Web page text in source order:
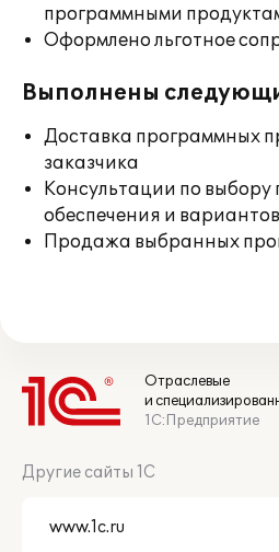
программными
Оформлено льготное
Выполнены
Доставка программных
заказчика
Консультации по выбору
обеспечения и
Продажа выбранных
Отраслевые
и
1С:Предприятие
Другие сайты 1С